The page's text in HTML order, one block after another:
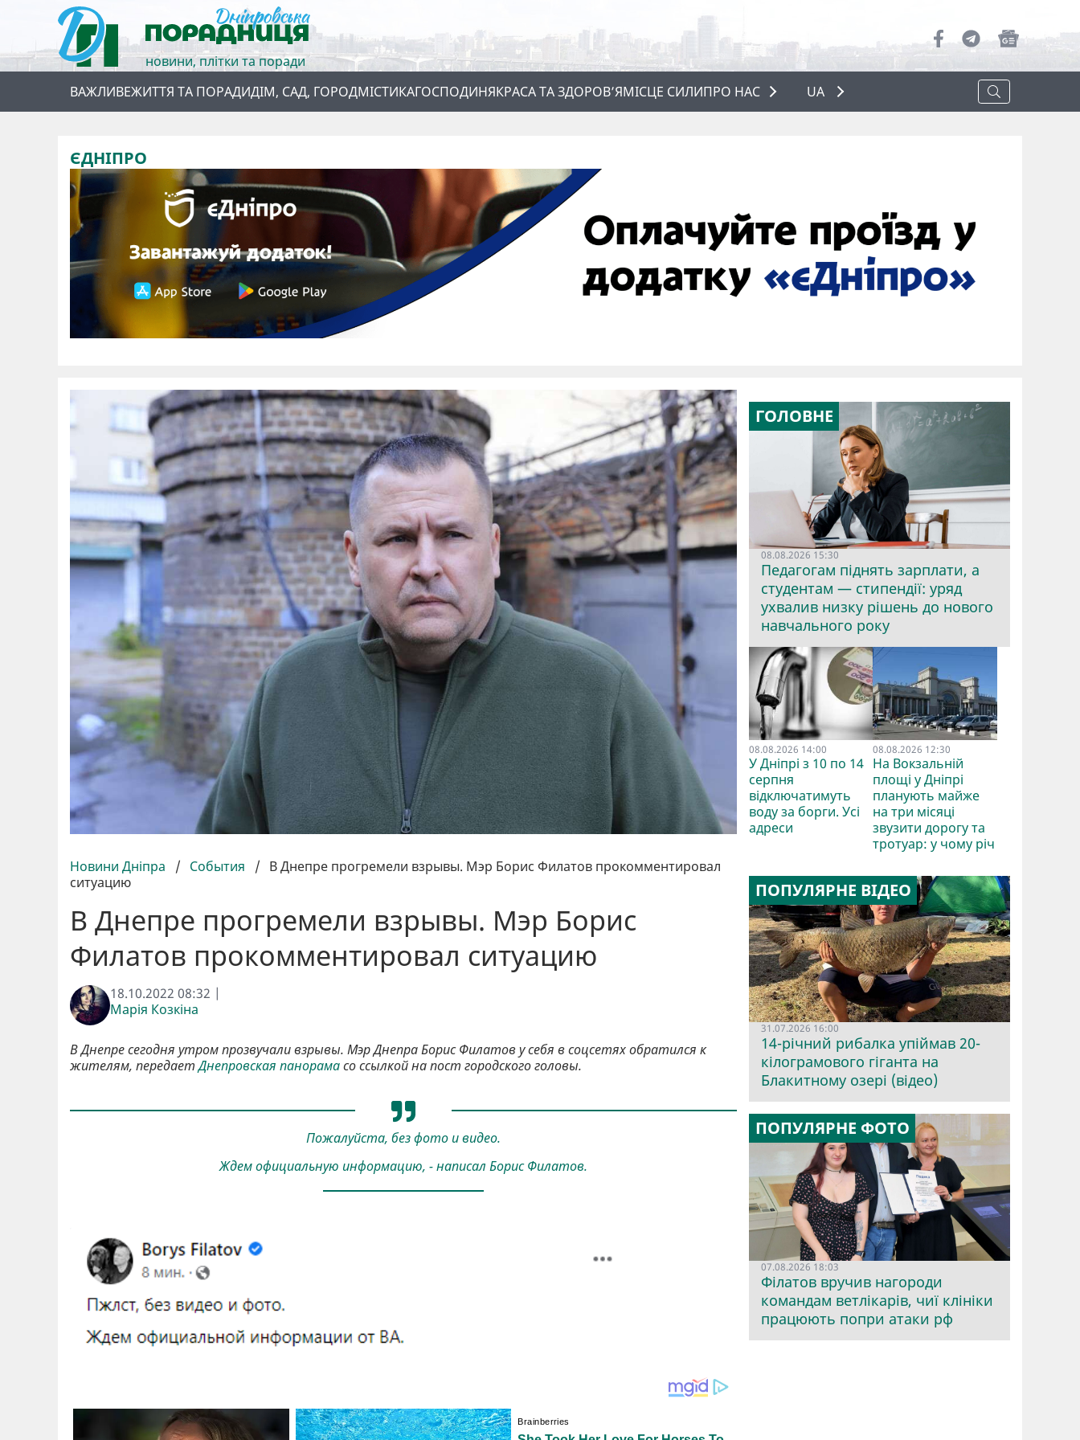
новини, плітки та поради
ВАЖЛИВЕЖИТТЯ ТА ПОРАДИДІМ, САД, ГОРОДМІСТИКАГОСПОДИНЯКРАСА ТА ЗДОРОВ’ЯМІСЦЕ СИЛИПРО НАС
UA
ЄДНІПРО
Новини Дніпра / События / В Днепре прогремели взрывы. Мэр Борис Филатов прокомментировал
ситуацию
В Днепре прогремели взрывы. Мэр Борис
Филатов прокомментировал ситуацию
18.10.2022 08:32 |
Марія Козкіна
В Днепре сегодня утром прозвучали взрывы. Мэр Днепра Борис Филатов у себя в соцсетях обратился к
жителям, передаетДнепровская панорамасо ссылкой на пост городского головы.
Пожалуйста, без фото и видео.
Ждем официальную информацию, - написал Борис Филатов.
ГОЛОВНЕ
08.08.2026 15:30
Педагогам піднять зарплати, а
студентам — стипендії: уряд
ухвалив низку рішень до нового
навчального року
08.08.2026 14:00
У Дніпрі з 10 по 14
серпня
відключатимуть
воду за борги. Усі
адреси
08.08.2026 12:30
На Вокзальній
площі у Дніпрі
планують майже
на три місяці
звузити дорогу та
тротуар: у чому річ
ПОПУЛЯРНЕ ВІДЕО
31.07.2026 16:00
14-річний рибалка упіймав 20-
кілограмового гіганта на
Блакитному озері (відео)
ПОПУЛЯРНЕ ФОТО
07.08.2026 18:03
Філатов вручив нагороди
командам ветлікарів, чиї клініки
працюють попри атаки рф